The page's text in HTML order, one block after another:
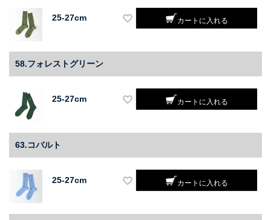
25-27cm カートに入れる
58.フォレストグリーン
25-27cm カートに入れる
63.コバルト
25-27cm カートに入れる